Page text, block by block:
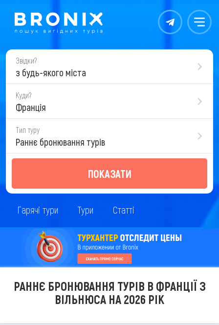
Контакты Меню
Звідки?
з будь-якого міста
Куди?
Франція
Тип туру
Раннє бронювання турів
ПОКАЗАТИ
Гарячі тури Тури Статті
РАННЄ БРОНЮВАННЯ ТУРІВ В ФРАНЦІЇ З
ВІЛЬНЮСА НА 2026 РІК